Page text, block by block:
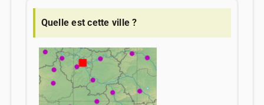
Quelle est cette ville ?